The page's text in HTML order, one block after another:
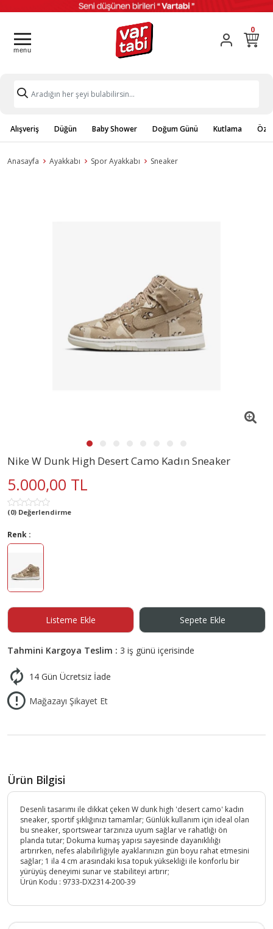
0
Alışveriş Düğün Baby Shower Doğum Günü Kutlama
Anasayfa Ayakkabı Spor Ayakkabı Sneaker
Nike W Dunk High Desert Camo Kadın Sneaker
5.000,00 TL
(0) Değerlendirme
Renk :
Listeme Ekle Sepete Ekle
Tahmini Kargoya Teslim : 3 iş günü içerisinde
14 Gün Ücretsiz İade
Mağazayı Şikayet Et
Ürün Bilgisi
Desenli tasarımı ile dikkat çeken W dunk high 'desert camo' kadın
sneaker, sportif şıklığınızı tamamlar; Günlük kullanım için ideal olan
bu sneaker, sportswear tarzınıza uyum sağlar ve rahatlığı ön
planda tutar; Dokuma kumaş yapısı sayesinde dayanıklılığı
artırırken, nefes alabilirliğiyle ayaklarınızın gün boyu rahat etmesini
sağlar; 1 ila 4 cm arasındaki kısa topuk yüksekliği ile konforlu bir
yürüyüş deneyimi sunar ve stabiliteyi artırır;
Ürün Kodu : 9733-DX2314-200-39